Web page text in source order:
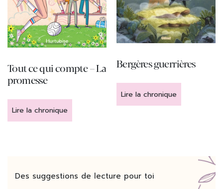
Tout ce qui compte – La
promesse
Lire la chronique
Bergères guerrières
Lire la chronique
Des suggestions de lecture pour toi